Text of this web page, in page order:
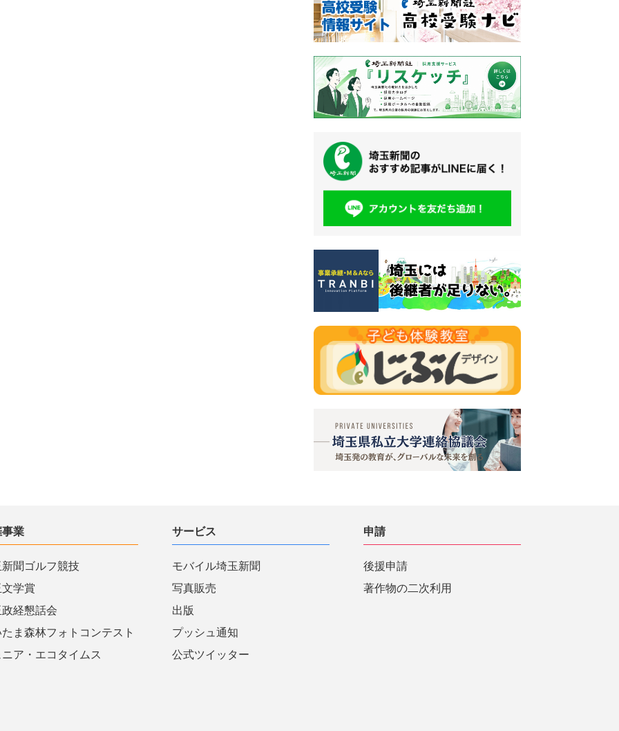
事業
聞ゴルフ競技
学賞
経懇話会
たま森林フォトコンテスト
ニア・エコタイムス
サービス
モバイル埼玉新聞
写真販売
出版
プッシュ通知
公式ツイッター
申請
後援申請
著作物の二次利用